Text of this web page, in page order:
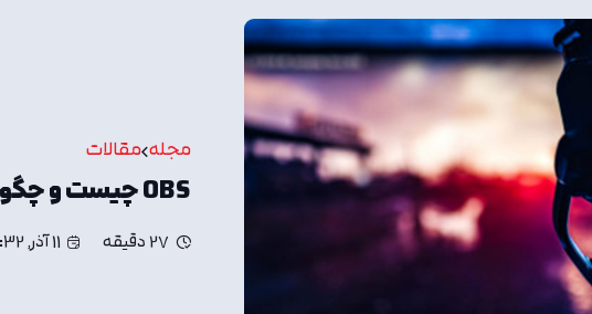
مجله مقالات
OBS چیست و چگونه استریم کردن را شروع کنیم؟
27 دقیقه 11 آذر, 20:32